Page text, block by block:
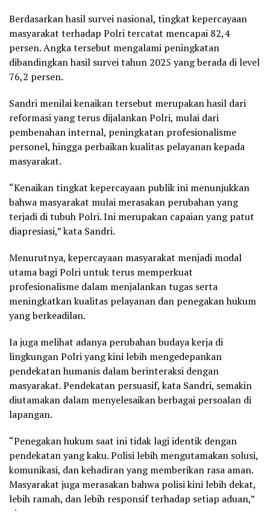
Berdasarkan hasil survei nasional, tingkat kepercayaan
masyarakat terhadap Polri tercatat mencapai 82,4
persen. Angka tersebut mengalami peningkatan
dibandingkan hasil survei tahun 2025 yang berada di level
76,2 persen.
Sandri menilai kenaikan tersebut merupakan hasil dari
reformasi yang terus dijalankan Polri, mulai dari
pembenahan internal, peningkatan profesionalisme
personel, hingga perbaikan kualitas pelayanan kepada
masyarakat.
“Kenaikan tingkat kepercayaan publik ini menunjukkan
bahwa masyarakat mulai merasakan perubahan yang
terjadi di tubuh Polri. Ini merupakan capaian yang patut
diapresiasi,” kata Sandri.
Menurutnya, kepercayaan masyarakat menjadi modal
utama bagi Polri untuk terus memperkuat
profesionalisme dalam menjalankan tugas serta
meningkatkan kualitas pelayanan dan penegakan hukum
yang berkeadilan.
Ia juga melihat adanya perubahan budaya kerja di
lingkungan Polri yang kini lebih mengedepankan
pendekatan humanis dalam berinteraksi dengan
masyarakat. Pendekatan persuasif, kata Sandri, semakin
diutamakan dalam menyelesaikan berbagai persoalan di
lapangan.
“Penegakan hukum saat ini tidak lagi identik dengan
pendekatan yang kaku. Polisi lebih mengutamakan solusi,
komunikasi, dan kehadiran yang memberikan rasa aman.
Masyarakat juga merasakan bahwa polisi kini lebih dekat,
lebih ramah, dan lebih responsif terhadap setiap aduan,”